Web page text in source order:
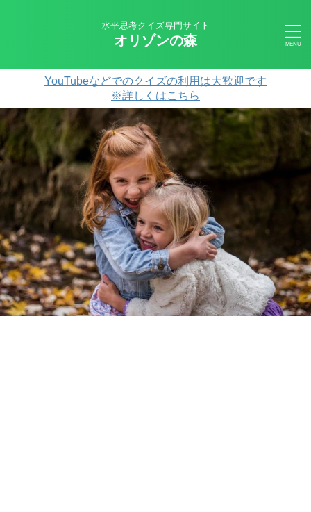
水平思考クイズ専門サイト
オリゾンの森
YouTubeなどでのクイズの利用は大歓迎です
※詳しくはこちら